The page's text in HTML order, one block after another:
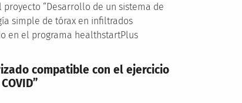
“Desarrollo de un sistema de
simple de tórax en infiltrados
en el programa healthstartPlus
compatible con el ejercicio